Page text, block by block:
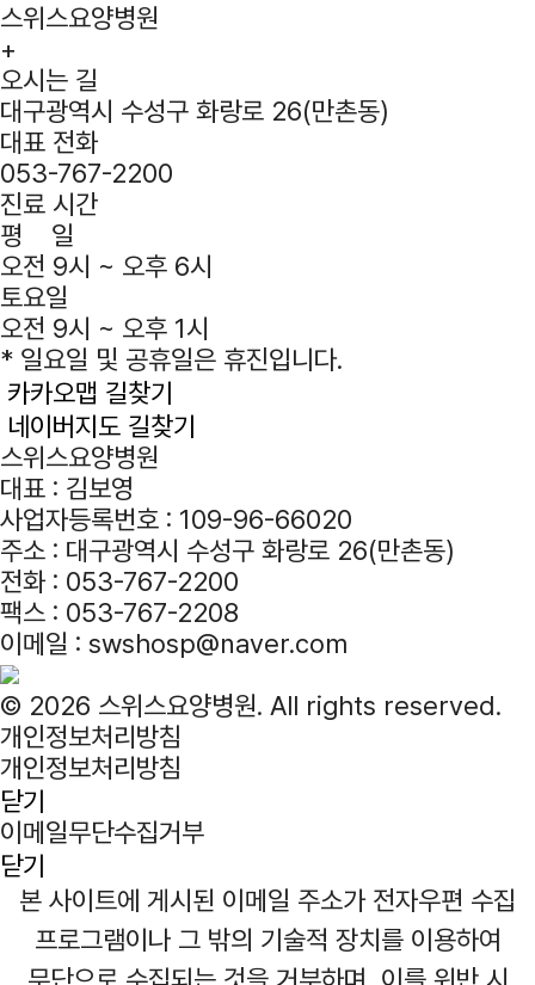
스위스요양병원
+
오시는 길
대구광역시 수성구 화랑로 26(만촌동)
대표 전화
053-767-2200
진료 시간
평 일
오전 9시 ~ 오후 6시
토요일
오전 9시 ~ 오후 1시
* 일요일 및 공휴일은 휴진입니다.
카카오맵 길찾기
네이버지도 길찾기
스위스요양병원
대표 : 김보영
사업자등록번호 : 109-96-66020
주소 : 대구광역시 수성구 화랑로 26(만촌동)
전화 : 053-767-2200
팩스 : 053-767-2208
이메일 : swshosp@naver.com
© 2026 스위스요양병원. All rights reserved.
개인정보처리방침
개인정보처리방침
닫기
이메일무단수집거부
닫기
본 사이트에 게시된 이메일 주소가 전자우편 수집
프로그램이나 그 밖의 기술적 장치를 이용하여